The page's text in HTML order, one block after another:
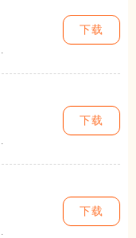
下载
下载
下载